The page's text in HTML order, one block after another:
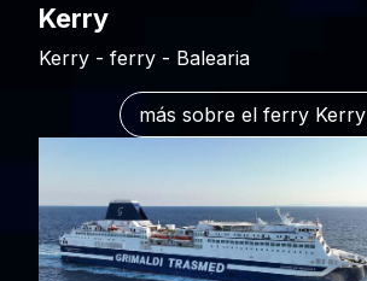
Kerry
Kerry - ferry - Balearia
más sobre el ferry Kerry